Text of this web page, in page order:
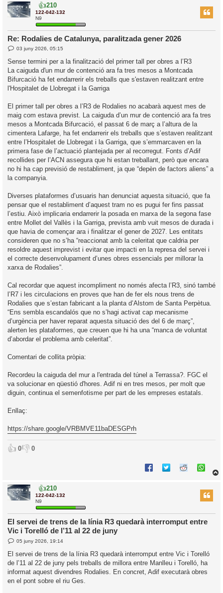
👍210
122-042-132
N9
Re: Rodalies de Catalunya, paralitzada gener 2026
E
t
r
a
d
a
03 juny 2026, 05:15
Sense termini per a la finalització del primer tall per obres a l’R3
La caiguda d'un mur de contenció ara fa tres mesos a Montcada
Bifurcació ha fet endarrerir els treballs que s'estaven realitzant entre
l'Hospitalet de Llobregat i la Garriga
El primer tall per obres a l’R3 de Rodalies no acabarà aquest mes de
maig com estava previst. La caiguda d’un mur de contenció ara fa tres
mesos a Montcada Bifurcació, el passat 6 de març a l’altura de la
cimentera Lafarge, ha fet endarrerir els treballs que s’estaven realitzant
entre l’Hospitalet de Llobregat i la Garriga, que s’emmarcaven en la
primera fase de l’actuació plantejada per al recorregut. Fonts d’Adif
recollides per l’ACN assegura que hi estan treballant, però que encara
no hi ha cap previsió de restabliment, ja que “depèn de factors aliens” a
la companyia.
Diverses plataformes d’usuaris han denunciat aquesta situació, que fa
pensar que el restabliment d’aquest tram no es pugui fer fins passat
l’estiu. Això implicaria endarrerir la posada en marxa de la segona fase
entre Mollet del Vallès i la Garriga, prevista amb vuit mesos de durada i
que havia de començar ara i finalitzar el gener de 2027. Les entitats
consideren que no s’ha “reaccionat amb la celeritat que caldria per
resoldre aquest imprevist i evitar que impacti en la represa del servei i
el correcte desenvolupament d’unes obres essencials per millorar la
xarxa de Rodalies”.
Cal recordar que aquest incompliment no només afecta l’R3, sinó també
l’R7 i les circulacions en proves que han de fer els nous trens de
Rodalies que s’estan fabricant a la planta d’Alstom de Santa Perpètua.
“Ens sembla escandalós que no s’hagi activat cap mecanisme
d’urgència per haver reparat aquesta situació des del 6 de març”,
alerten les plataformes, que creuen que hi ha una “manca de voluntat
d’abordar el problema amb celeritat”.
Comentari de collita pròpia:
Recordeu la caiguda del mur a l'entrada del túnel a Terrassa?. FGC el
va solucionar en qüestió d'hores. Adif ni en tres mesos, per molt que
diguin, continua el semenfotisme per part de les empreses estatals.
Enllaç:
https://share.google/VRBMVE11baDESGPrh
👍 0👎 0
👍210
122-042-132
N9
El servei de trens de la línia R3 quedarà interromput entre
Vic i Torelló de l’11 al 22 de juny
E
t
r
d
a
05 juny 2026, 19:14
El servei de trens de la línia R3 quedarà interromput entre Vic i Torelló
de l’11 al 22 de juny pels treballs de millora entre Manlleu i Torelló, ha
informat aquest divendres Rodalies. En concret, Adif executarà obres
en el pont sobre el riu Ges.